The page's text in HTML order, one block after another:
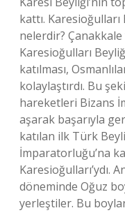
kattı. Karesioğulları
nelerdir?
Karesioğulları
katılması,
kolaylaştırdı. Bu
hareketleri Bizans
aşarak başarıyla
katılan ilk Türk
İmparatorluğu’na
Karesioğulları’ydı.
döneminde Oğuz
yerleştiler. Bu